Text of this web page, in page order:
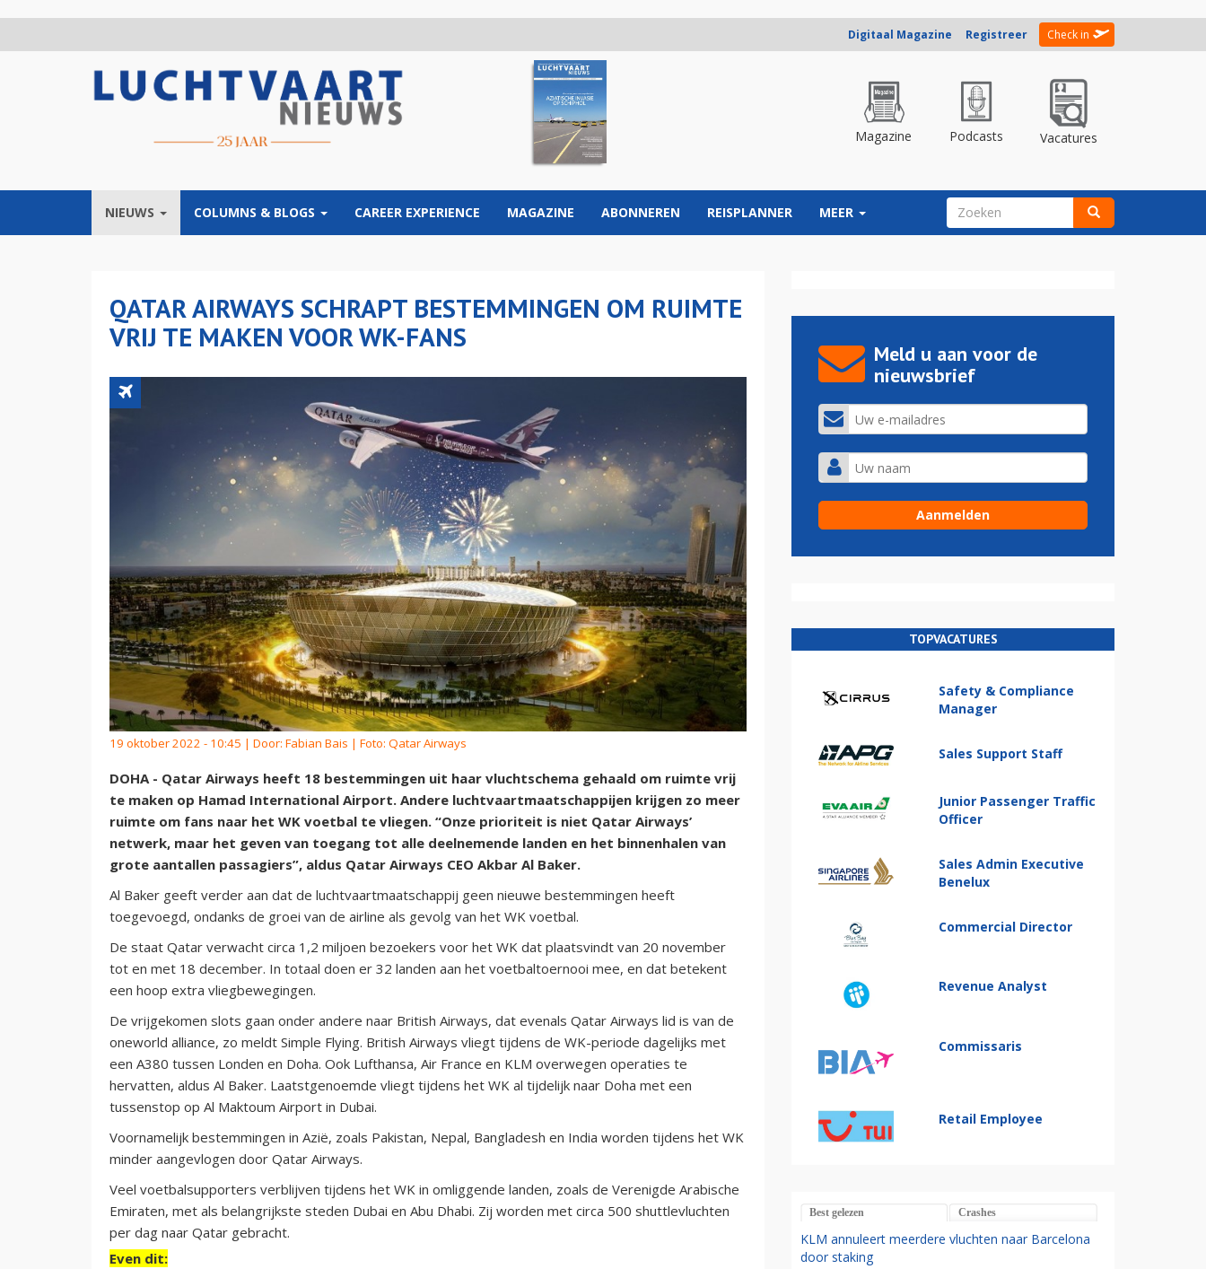
Digitaal Magazine Registreer Check in
Magazine Podcasts Vacatures
NIEUWS COLUMNS & BLOGS CAREER EXPERIENCE MAGAZINE ABONNEREN REISPLANNER MEER ZOEKVELD
QATAR AIRWAYS SCHRAPT BESTEMMINGEN OM RUIMTE
VRIJ TE MAKEN VOOR WK-FANS
19 oktober 2022 - 10:45 | Door: Fabian Bais | Foto: Qatar Airways
DOHA - Qatar Airways heeft 18 bestemmingen uit haar vluchtschema gehaald om ruimte vrij
te maken op Hamad International Airport. Andere luchtvaartmaatschappijen krijgen zo meer
ruimte om fans naar het WK voetbal te vliegen. “Onze prioriteit is niet Qatar Airways’
netwerk, maar het geven van toegang tot alle deelnemende landen en het binnenhalen van
grote aantallen passagiers”, aldus Qatar Airways CEO Akbar Al Baker.
Al Baker geeft verder aan dat de luchtvaartmaatschappij geen nieuwe bestemmingen heeft
toegevoegd, ondanks de groei van de airline als gevolg van het WK voetbal.
De staat Qatar verwacht circa 1,2 miljoen bezoekers voor het WK dat plaatsvindt van 20 november
tot en met 18 december. In totaal doen er 32 landen aan het voetbaltoernooi mee, en dat betekent
een hoop extra vliegbewegingen.
De vrijgekomen slots gaan onder andere naar British Airways, dat evenals Qatar Airways lid is van de
oneworld alliance, zo meldt Simple Flying. British Airways vliegt tijdens de WK-periode dagelijks met
een A380 tussen Londen en Doha. Ook Lufthansa, Air France en KLM overwegen operaties te
hervatten, aldus Al Baker. Laatstgenoemde vliegt tijdens het WK al tijdelijk naar Doha met een
tussenstop op Al Maktoum Airport in Dubai.
Voornamelijk bestemmingen in Azië, zoals Pakistan, Nepal, Bangladesh en India worden tijdens het WK
minder aangevlogen door Qatar Airways.
Veel voetbalsupporters verblijven tijdens het WK in omliggende landen, zoals de Verenigde Arabische
Emiraten, met als belangrijkste steden Dubai en Abu Dhabi. Zij worden met circa 500 shuttlevluchten
per dag naar Qatar gebracht.
Even dit:
Meld u aan voor de
nieuwsbrief
TOPVACATURES
Safety & Compliance
Manager
Sales Support Staff
Junior Passenger Traffic
Officer
Sales Admin Executive
Benelux
Commercial Director
Revenue Analyst
Commissaris
Retail Employee
Best gelezen Crashes
KLM annuleert meerdere vluchten naar Barcelona
door staking